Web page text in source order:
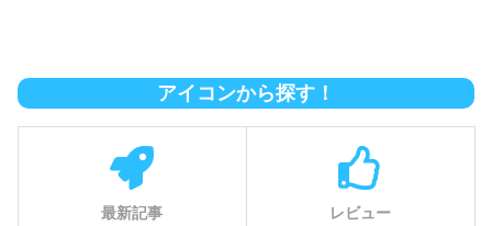
アイコンから探す！
最新記事 レビュー